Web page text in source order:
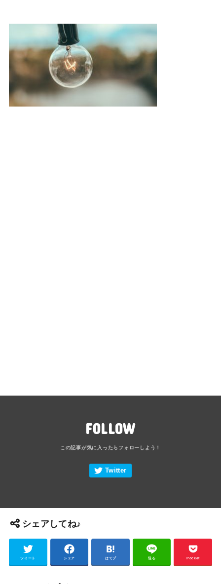
FOLLOW
シェアしてね♪
ツイート シェア はてブ 送る Pocket